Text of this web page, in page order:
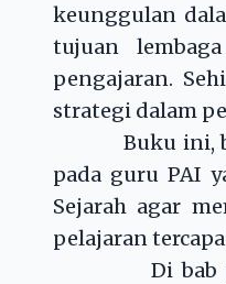
keunggulan
tujuan
pengajaran.
strategi dalam
Buku ini, bisa
pada guru PAI
Sejarah agar
pelajaran
Di bab